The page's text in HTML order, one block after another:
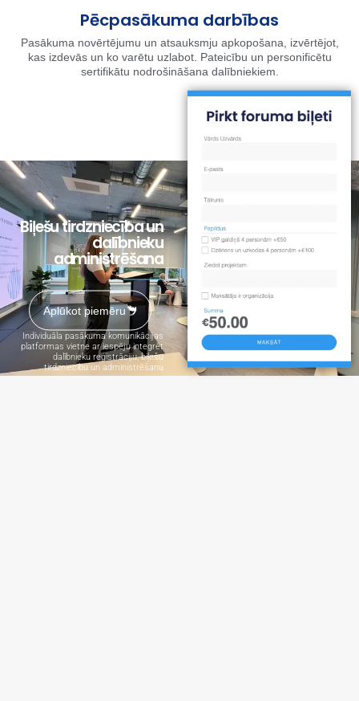
Pēcpasākuma darbības
Pasākuma novērtējumu un atsauksmju apkopošana, izvērtējot,
kas izdevās un ko varētu uzlabot. Pateicību un personificētu
sertifikātu nodrošināšana dalībniekiem.
Biļešu tirdzniecība un
dalībnieku
administrēšana
Aplūkot piemēru
Individuāla pasākuma komunikācijas
platformas vietne ar iespēju integrēt
dalībnieku reģistrāciju, biļešu
tirdzniecību un administrēšanu